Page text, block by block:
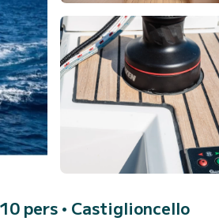
pers • Castiglioncello